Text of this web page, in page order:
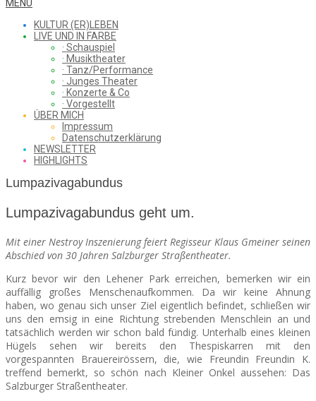
WHAT
SAW
FROM
THE
CHEAP
SEATS
Menu
MENU
KULTUR (ER)LEBEN
LIVE UND IN FARBE
· Schauspiel
· Musiktheater
· Tanz/Performance
· Junges Theater
· Konzerte & Co
· Vorgestellt
ÜBER MICH
Impressum
Datenschutzerklärung
NEWSLETTER
HIGHLIGHTS
Lumpazivagabundus
Lumpazivagabundus geht um.
Mit einer Nestroy Inszenierung feiert Regisseur Klaus Gmeiner seinen
Abschied von 30 Jahren Salzburger Straßentheater.
Kurz bevor wir den Lehener Park erreichen, bemerken wir ein
auffällig großes Menschenaufkommen. Da wir keine Ahnung
haben, wo genau sich unser Ziel eigentlich befindet, schließen wir
uns den emsig in eine Richtung strebenden Menschlein an und
tatsächlich werden wir schon bald fündig. Unterhalb eines kleinen
Hügels sehen wir bereits den Thespiskarren mit den
vorgespannten Brauereirössern, die, wie Freundin Freundin K.
treffend bemerkt, so schön nach Kleiner Onkel aussehen: Das
Salzburger Straßentheater.